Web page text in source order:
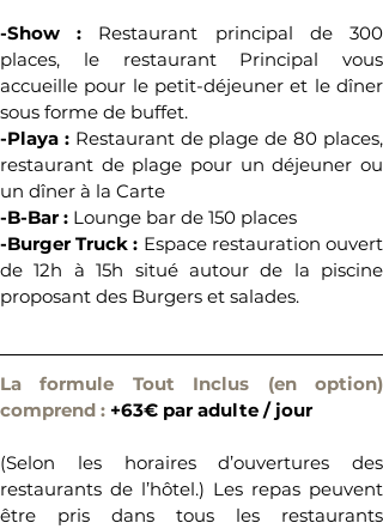
-Show : Restaurant principal de 300
places, le restaurant Principal vous
accueille pour le petit-déjeuner et le dîner
sous forme de buffet.
-Playa : Restaurant de plage de 80 places,
restaurant de plage pour un déjeuner ou
un dîner à la Carte
-B-Bar : Lounge bar de 150 places
-Burger Truck : Espace restauration ouvert
de 12h à 15h situé autour de la piscine
proposant des Burgers et salades.
La formule Tout Inclus (en option)
comprend : +63€ par adulte / jour
(Selon les horaires d’ouvertures des
restaurants de l’hôtel.) Les repas peuvent
être pris dans tous les restaurants